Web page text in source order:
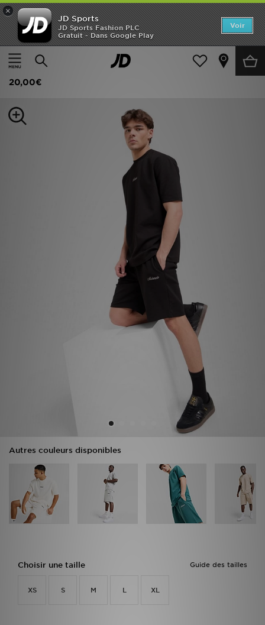
×
JD Sports
JD Sports Fashion PLC
Gratuit - Dans Google Play
Voir
Accueil
Homme Vêtements Homme Shorts
McKenzie Short Pismo
20,00€
Autres couleurs disponibles
Guide des tailles
Choisir une taille
XS S M L XL
Accueil
Nouveautés
Enfant